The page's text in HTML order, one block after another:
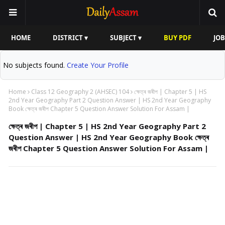
HOME DISTRICT ▾ SUBJECT ▾ BUY PDF
No subjects found. Create Your Profile
Home Class 12 Geography 2 (AHSEC) 104 ক্ষেত্ৰ জৰীপ | Chapter 5 | HS
2nd Year Geography Part 2 Question Answer | HS 2nd Year Geography
Book ক্ষেত্ৰ জৰীপ Chapter 5 Question Answer Solution For Assam |
ক্ষেত্ৰ জৰীপ | Chapter 5 | HS 2nd Year Geography Part 2
Question Answer | HS 2nd Year Geography Book ক্ষেত্ৰ
জৰীপ Chapter 5 Question Answer Solution For Assam |